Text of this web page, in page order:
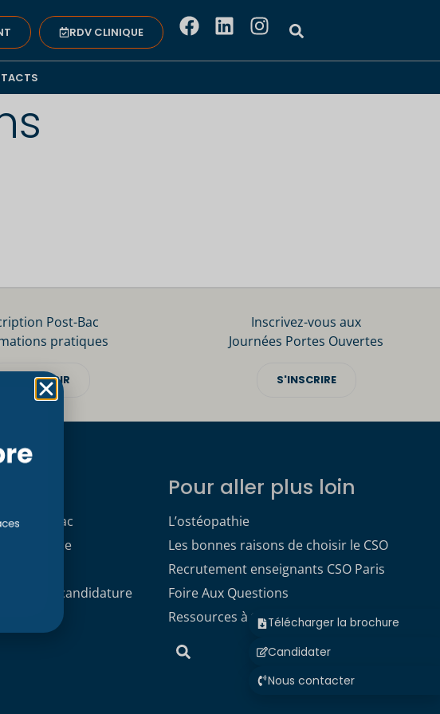
RDV CLINIQUE
Télécharger la brochure
Candidater
Nous contacter
Post-Bac
pratiques
DÉCOUVRIR
Inscrivez-vous aux
Journées Portes Ouvertes
S'INSCRIRE
Post Bac
de candidature
Pour aller plus loin
L’ostéopathie
Les bonnes raisons de choisir le CSO
Recrutement enseignants CSO Paris
Foire Aux Questions
Ressources à télécharger